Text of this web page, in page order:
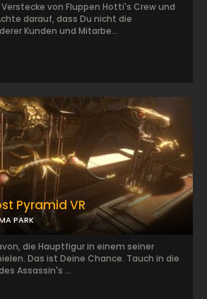
von Fluppen Hotti's Crew und
darauf, dass Du nicht die
Kunden und Mitarbe...
Pyramid VR
PARK
die Hauptfigur in einem seiner
Das ist Deine Chance. Tauch in die
Assassin's ...